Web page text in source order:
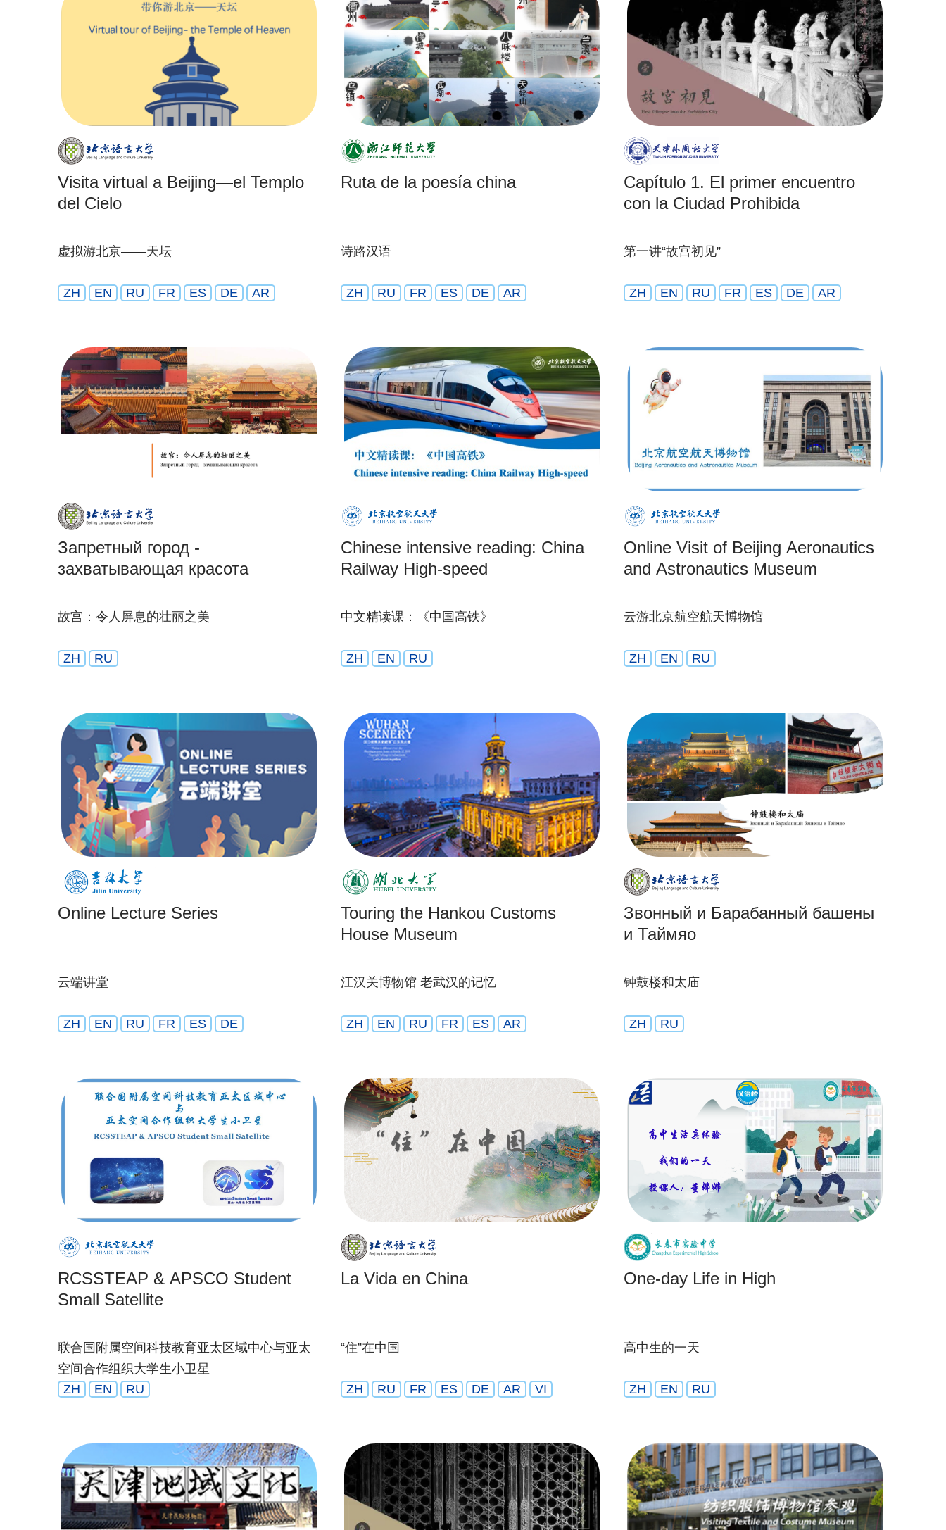
Visita virtual a Beijing—el Templo
del Cielo
虚拟游北京——天坛
ZH EN RU FR ES DE AR
Ruta de la poesía china
诗路汉语
ZH RU FR ES DE AR
Capítulo 1. El primer encuentro
con la Ciudad Prohibida
第一讲“故宫初见”
ZH EN RU FR ES DE AR
Запретный город -
захватывающая красота
故宫：令人屏息的壮丽之美
ZH RU
Chinese intensive reading: China
Railway High-speed
中文精读课：《中国高铁》
ZH EN RU
Online Visit of Beijing Aeronautics
and Astronautics Museum
云游北京航空航天博物馆
ZH EN RU
Online Lecture Series
云端讲堂
ZH EN RU FR ES DE
Touring the Hankou Customs
House Museum
江汉关博物馆 老武汉的记忆
ZH EN RU FR ES AR
Звонный и Барабанный башены
и Таймяо
钟鼓楼和太庙
ZH RU
RCSSTEAP & APSCO Student
Small Satellite
联合国附属空间科技教育亚太区域中心与亚太
空间合作组织大学生小卫星
ZH
EN RU
La Vida en China
“住”在中国
ZH RU FR ES DE AR VI
One-day Life in High
高中生的一天
ZH EN RU